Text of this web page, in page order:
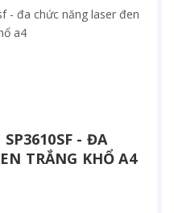
- ĐA
TRẮNG KHỔ A4